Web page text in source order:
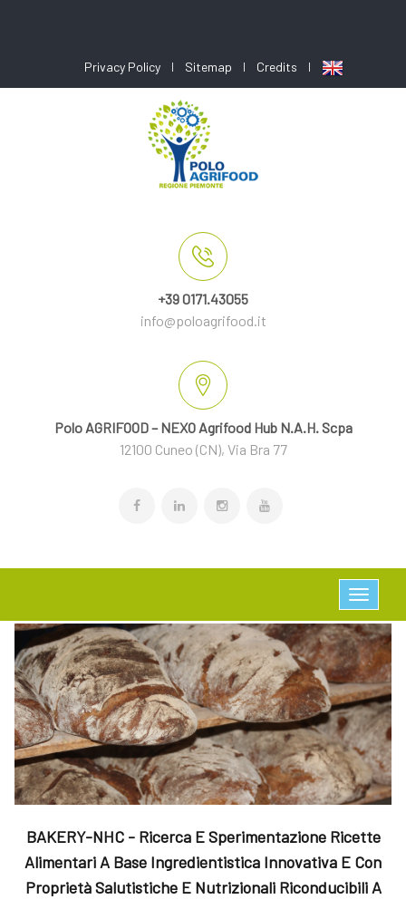
Privacy Policy Sitemap Credits
+39 0171.43055
info@poloagrifood.it
Polo AGRIFOOD – NEXO Agrifood Hub N.A.H. Scpa
12100 Cuneo (CN), Via Bra 77
BAKERY-NHC - Ricerca E Sperimentazione Ricette
Alimentari A Base Ingredientistica Innovativa E Con
Proprietà Salutistiche E Nutrizionali Riconducibili A